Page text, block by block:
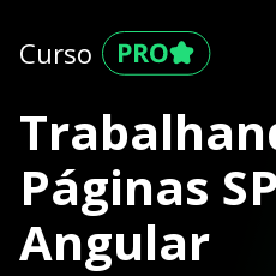
Curso
Páginas
Angular